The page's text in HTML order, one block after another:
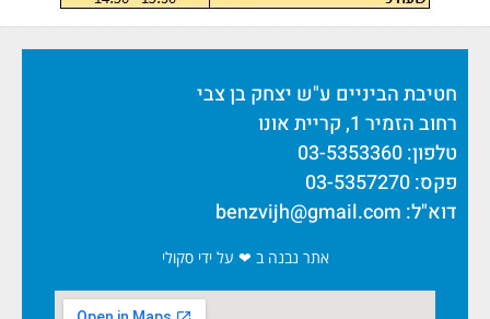
חטיבת הביניים ע"ש יצחק בן צבי
רחוב הזמיר 1, קריית אונו
טלפון: 03-5353360
פקס: 03-5357270
דוא"ל: benzvijh@gmail.com
אתר נבנה ב ❤ על ידי סקולי